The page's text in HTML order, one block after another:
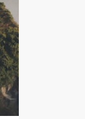
VENEZIA GIULIA